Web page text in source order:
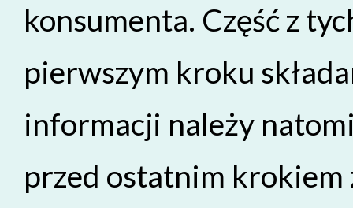
konsumenta. Część z
pierwszym kroku
informacji należy
przed ostatnim krokiem